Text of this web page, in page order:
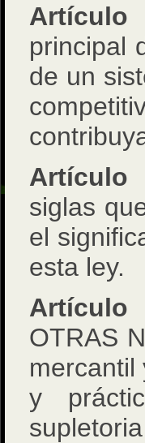
Artículo
principal
de un
Artículo
siglas
el
esta ley.
Artículo
OTRAS
mercantil
y